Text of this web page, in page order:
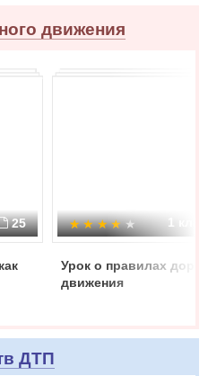
движения
25 1
Урок о правилах
движения
ДТП